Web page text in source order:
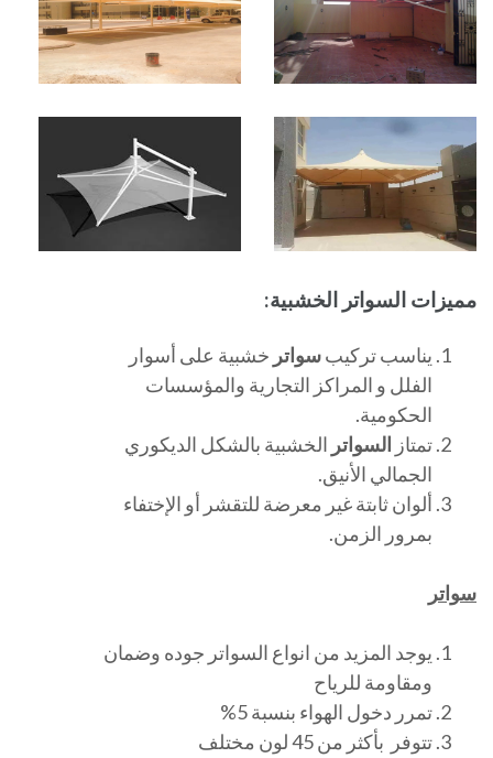
مميزات السواتر الخشبية:
يناسب تركيبسواتر خشبية على أسوار
الفلل و المراكز التجارية والمؤسسات
الحكومية.
تمتاز السواتر الخشبية بالشكل الديكوري
الجمالي الأنيق.
ألوان ثابتة غير معرضة للتقشر أو الإختفاء
بمرور الزمن.
سواتر
يوجد المزيد من انواع السواتر جوده وضمان
ومقاومة للرياح
تمرر دخول الهواء بنسبة 5%
تتوفر بأكثر من 45 لون مختلف